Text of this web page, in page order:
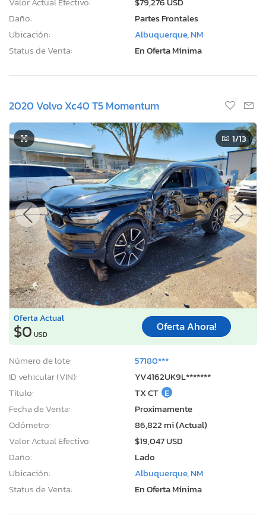
Daño:
Partes Frontales
Ubicación:
Albuquerque, NM
Status de Venta:
En Oferta Mínima
2020 Volvo Xc40 T5 Momentum
1/13
Oferta Actual
$0 USD
Oferta Ahora!
Número de lote:
57180***
ID vehicular (VIN):
YV4162UK9L*******
Título:
TX CT E
Fecha de Venta:
Proximamente
Odómetro:
86,822 mi (Actual)
Valor Actual Efectivo:
$19,047 USD
Daño:
Lado
Ubicación:
Albuquerque, NM
Status de Venta:
En Oferta Mínima